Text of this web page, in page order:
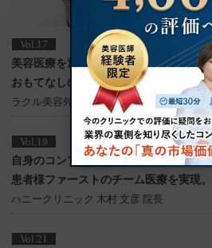
Vol.17
美容医療を通じて人生をドラマチックに
おもてなしの心で感動の美容医療を提
ラクル美容外科 山本 厚志 理事長
Vol.19
自身のコンプレックスをやりがいに変
患者様ファーストのチーム医療を実現。
ハニークリニック 木村 文彦 院長
Vol.21